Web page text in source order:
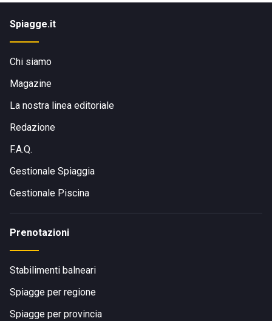
Spiagge.it
Chi siamo
Magazine
La nostra linea editoriale
Redazione
F.A.Q.
Gestionale Spiaggia
Gestionale Piscina
Prenotazioni
Stabilimenti balneari
Spiagge per regione
Spiagge per provincia